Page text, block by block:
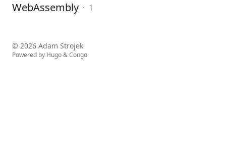
WebAssembly · 1
© 2026 Adam Strojek
Powered by Hugo&Congo